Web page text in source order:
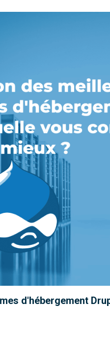
d'hébergement